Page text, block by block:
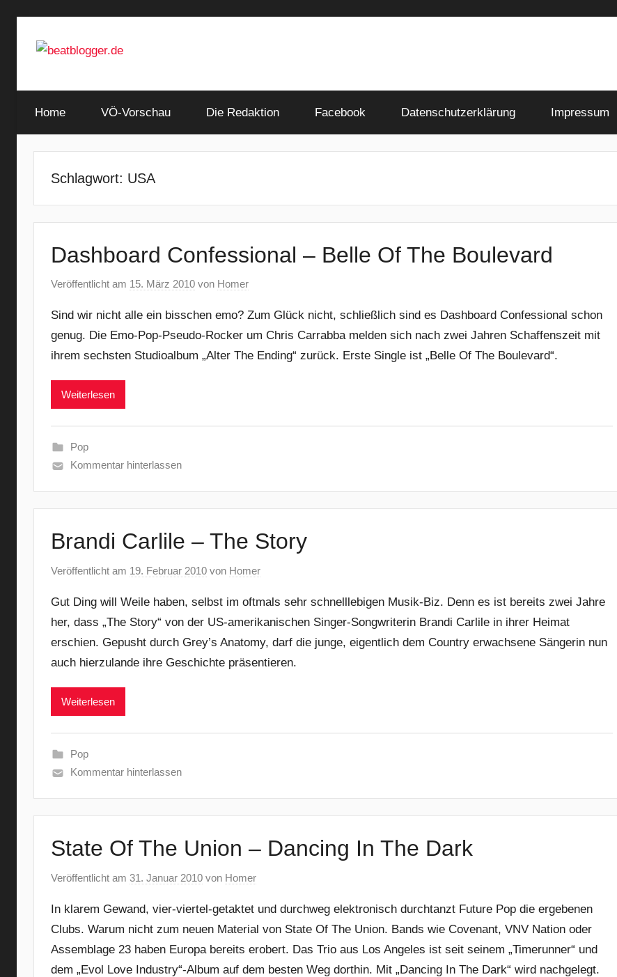
Inhalt
beatblogger.de
and
the
Home VÖ-Vorschau Die Redaktion Facebook Datenschutzerklärung Impressum
Schlagwort: USA
Dashboard Confessional – Belle Of The Boulevard
Veröffentlicht am 15. März 2010 von Homer
Sind wir nicht alle ein bisschen emo? Zum Glück nicht, schließlich sind es Dashboard Confessional schon
genug. Die Emo-Pop-Pseudo-Rocker um Chris Carrabba melden sich nach zwei Jahren Schaffenszeit mit
ihrem sechsten Studioalbum „Alter The Ending“ zurück. Erste Single ist „Belle Of The Boulevard“.
Weiterlesen
Pop
Kommentar hinterlassen
Brandi Carlile – The Story
Veröffentlicht am 19. Februar 2010 von Homer
Gut Ding will Weile haben, selbst im oftmals sehr schnelllebigen Musik-Biz. Denn es ist bereits zwei Jahre
her, dass „The Story“ von der US-amerikanischen Singer-Songwriterin Brandi Carlile in ihrer Heimat
erschien. Gepusht durch Grey’s Anatomy, darf die junge, eigentlich dem Country erwachsene Sängerin nun
auch hierzulande ihre Geschichte präsentieren.
Weiterlesen
Pop
Kommentar hinterlassen
State Of The Union – Dancing In The Dark
Veröffentlicht am 31. Januar 2010 von Homer
In klarem Gewand, vier-viertel-getaktet und durchweg elektronisch durchtanzt Future Pop die ergebenen
Clubs. Warum nicht zum neuen Material von State Of The Union. Bands wie Covenant, VNV Nation oder
Assemblage 23 haben Europa bereits erobert. Das Trio aus Los Angeles ist seit seinem „Timerunner“ und
dem „Evol Love Industry“-Album auf dem besten Weg dorthin. Mit „Dancing In The Dark“ wird nachgelegt.